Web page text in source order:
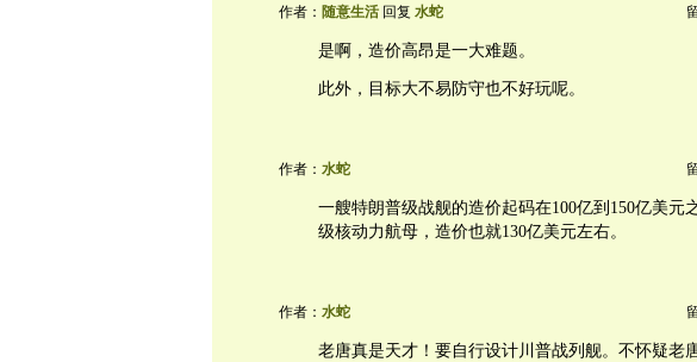
作者： 随意生活回复 水蛇
是啊，造价高昂是一大难题。
此外，目标大不易防守也不好玩呢。
作者： 水蛇
一艘特朗普级战舰的造价起码在100亿到150亿美元
级核动力航母，造价也就130亿美元左右。
作者： 水蛇
老唐真是天才！要自行设计川普战列舰。不怀疑老